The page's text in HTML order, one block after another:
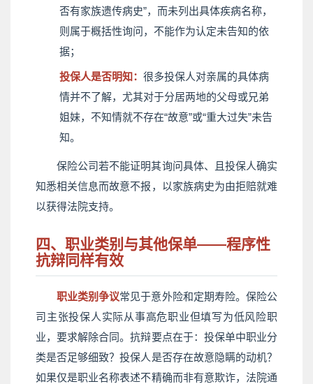
否有家族遗传病史”，而未列出具体疾病名称，
则属于概括性询问，不能作为认定未告知的依
据；
投保人是否明知： 很多投保人对亲属的具体病
情并不了解，尤其对于分居两地的父母或兄弟
姐妹，不知情就不存在“故意”或“重大过失”未告
知。
保险公司若不能证明其询问具体、且投保人确实
知悉相关信息而故意不报，以家族病史为由拒赔就难
以获得法院支持。
四、职业类别与其他保单——程序性
抗辩同样有效
职业类别争议常见于意外险和定期寿险。保险公
司主张投保人实际从事高危职业但填写为低风险职
业，要求解除合同。抗辩要点在于：投保单中职业分
类是否足够细致？投保人是否存在故意隐瞒的动机？
如果仅是职业名称表述不精确而非有意欺诈，法院通